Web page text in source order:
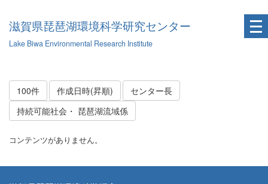
滋賀県琵琶湖環境科学研究センター
Lake Biwa Environmental Research Institute
100件 作成日時(昇順)
センター長
持続可能社会・ 琵琶湖流域係
コンテンツがありません。